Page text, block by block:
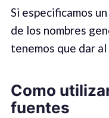
Si especificamos
de los nombres
tenemos que dar
Como
fuentes